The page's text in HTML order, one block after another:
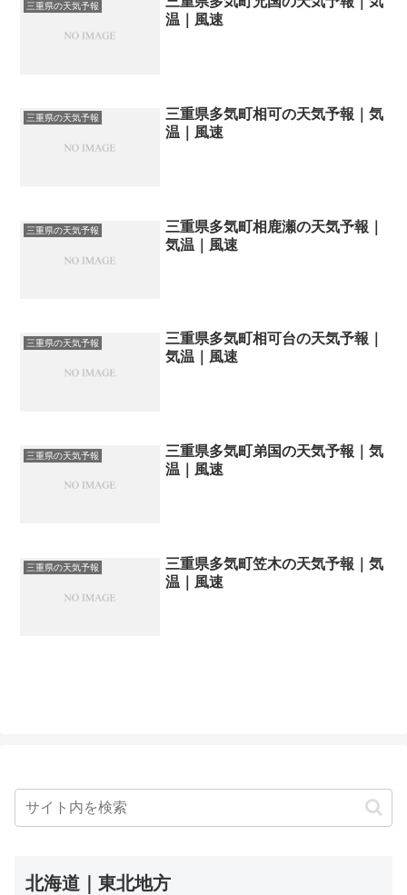
三重県の天気予報
温｜風速
三重県の天気予報
三重県多気町相可の天気予報｜気
温｜風速
三重県の天気予報
三重県多気町相鹿瀬の天気予報｜
気温｜風速
三重県の天気予報
三重県多気町相可台の天気予報｜
気温｜風速
三重県の天気予報
三重県多気町弟国の天気予報｜気
温｜風速
三重県の天気予報
三重県多気町笠木の天気予報｜気
温｜風速
北海道｜東北地方